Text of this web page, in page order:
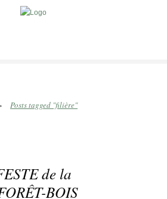
Posts tagged "filière"
de la
BOIS